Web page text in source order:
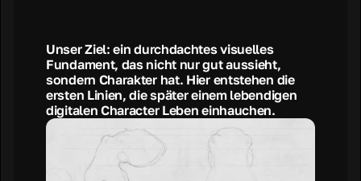
Unser Ziel: ein durchdachtes visuelles
Fundament, das nicht nur gut aussieht,
sondern Charakter hat. Hier entstehen die
ersten Linien, die später einem lebendigen
digitalen Character Leben einhauchen.